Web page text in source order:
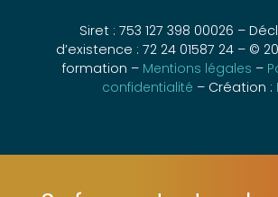
Siret : 753 127 398 00026 –
d’existence : 72 24 01587 24 – ©
formation – Mentions légales